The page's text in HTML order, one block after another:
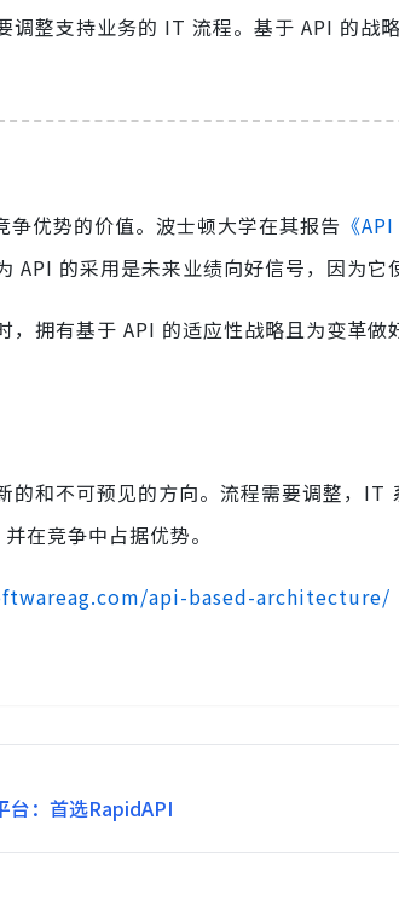
调整支持业务的 IT 流程。基于 API 的战
优势的价值。波士顿大学在其报告 《
API 的采用是未来业绩向好信号，因为它
，拥有基于 API 的适应性战略且为变革
的和不可预见的方向。流程需要调整，
在竞争中占据优势。
api-based-architecture/
台：首选RapidAPI